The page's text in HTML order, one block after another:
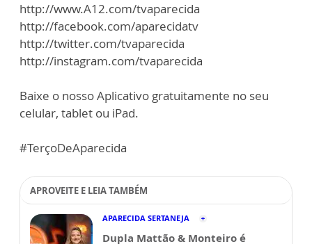
http://www.A12.com/tvaparecida
http://facebook.com/aparecidatv
http://twitter.com/tvaparecida
http://instagram.com/tvaparecida
Baixe o nosso Aplicativo gratuitamente no seu
celular, tablet ou iPad.
#TerçoDeAparecida
APROVEITE E LEIA TAMBÉM
APARECIDA SERTANEJA
Dupla Mattão & Monteiro é